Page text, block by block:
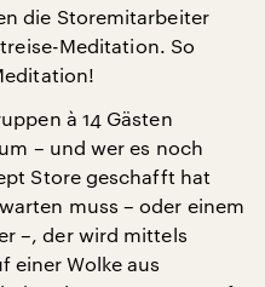
die Storemitarbeiter
Meditation. So
à 14 Gästen
– und wer es noch
Store geschafft hat
muss – oder einem
–, der wird mittels
einer Wolke aus